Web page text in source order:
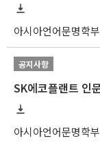
아시아언어문명학부
공지사항
아시아언어문명학부